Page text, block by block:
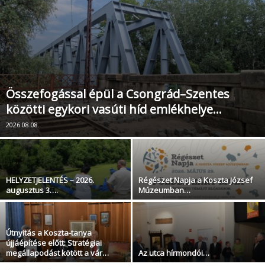
Összefogással épül a Csongrád–Szentes
közötti egykori vasúti híd emlékhelye…
2026.08.08.
HELYZETJELENTÉS – 2026.
augusztus 3….
Régészet Napja a Koszta József
Múzeumban…
Útnyitás a Koszta-tanya
újjáépítése előtt: Stratégiai
megállapodást kötött a vár…
Az utca hírmondói…